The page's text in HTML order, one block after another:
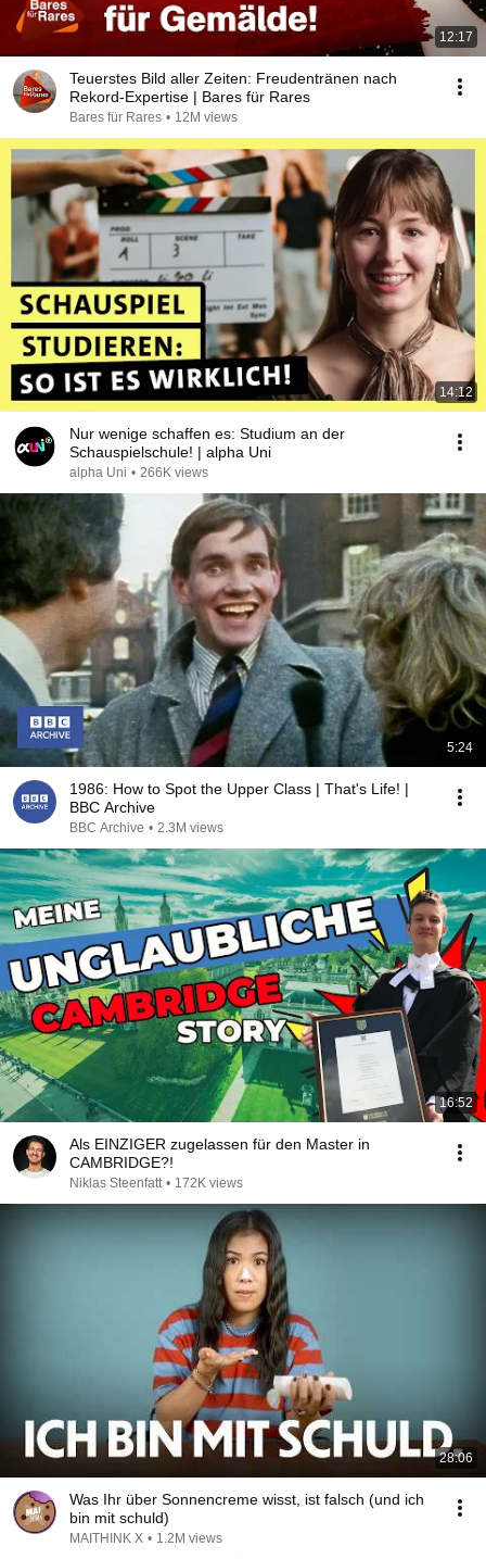
12:17
Teuerstes Bild aller Zeiten: Freudentränen nach
Rekord-Expertise | Bares für Rares
Bares für Rares • 12M views
14:12
Nur wenige schaffen es: Studium an der
Schauspielschule! | alpha Uni
alpha Uni • 266K views
5:24
1986: How to Spot the Upper Class | That's Life! |
BBC Archive
BBC Archive • 2.3M views
16:52
Als EINZIGER zugelassen für den Master in
CAMBRIDGE?!
Niklas Steenfatt • 172K views
28:06
Was Ihr über Sonnencreme wisst, ist falsch (und ich
bin mit schuld)
MAITHINK X • 1.2M views